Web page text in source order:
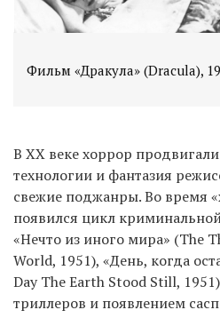
Фильм «Дракула» (Dracula),
В XX веке хоррор
технологии и фантазия
свежие поджанры. Во время
появился цикл
«Нечто из иного мира» (The
World, 1951), «День, когда
Day The Earth Stood Still,
триллеров и появлением